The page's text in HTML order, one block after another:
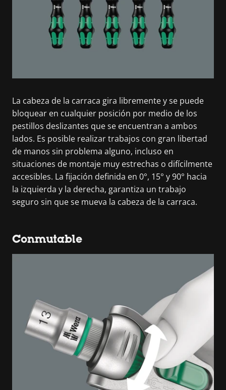
La cabeza de la carraca gira libremente y se puede
bloquear en cualquier posición por medio de los
pestillos deslizantes que se encuentran a ambos
lados. Es posible realizar trabajos con gran libertad
de manos sin problema alguno, incluso en
situaciones de montaje muy estrechas o difícilmente
accesibles. La fijación definida en 0°, 15° y 90° hacia
la izquierda y la derecha, garantiza un trabajo
seguro sin que se mueva la cabeza de la carraca.
Conmutable